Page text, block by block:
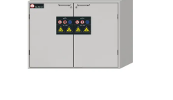
d’envies